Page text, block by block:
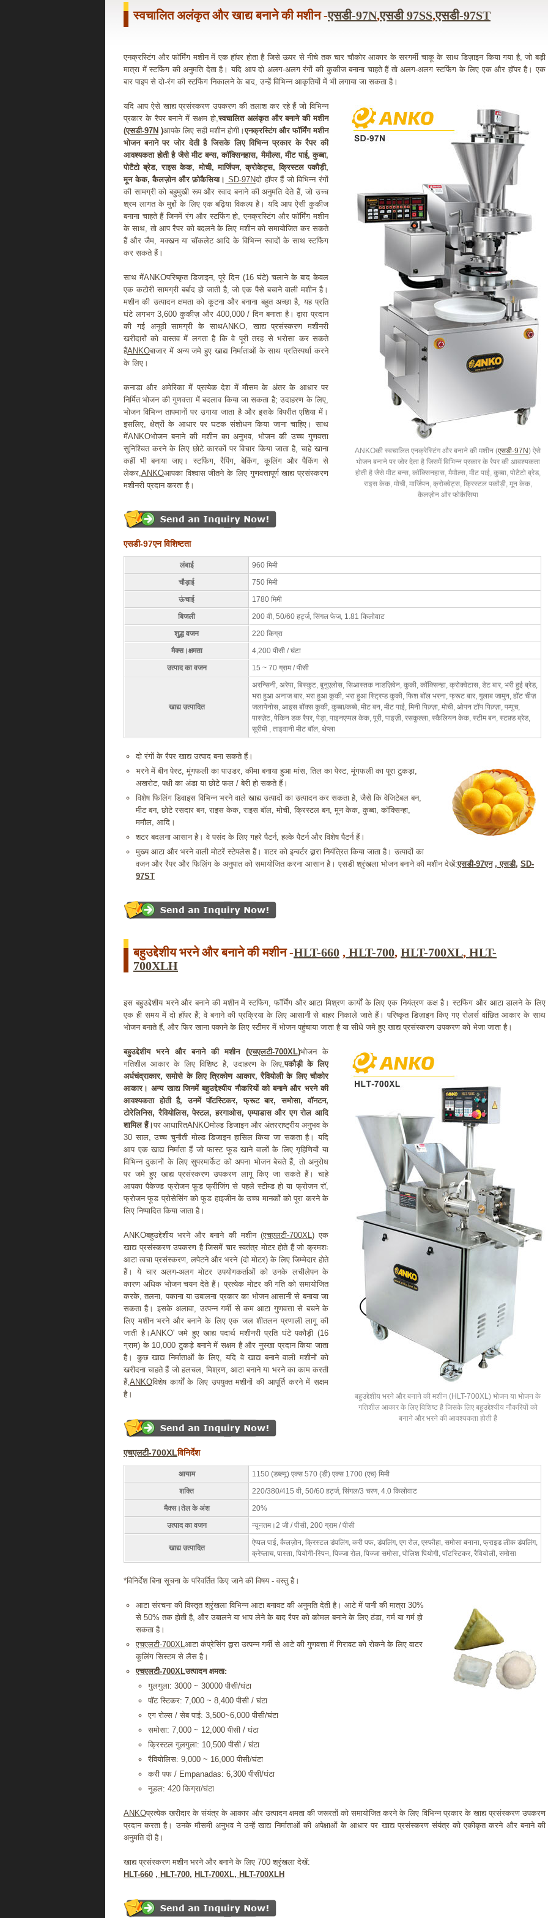
स्वचालित अलंकृत और खाद्य बनाने की मशीन -एसडी-97N,एसडी 97SS,एसडी-97ST
एनक्रस्टिंग और फॉर्मिंग मशीन में एक हॉपर होता है जिसे ऊपर से नीचे तक चार चौकोर आकार के सरगर्मी चाकू के साथ डिज़ाइन किया गया है, जो बड़ी
मात्रा में स्टफिंग की अनुमति देता है। यदि आप दो अलग-अलग रंगों की कुकीज बनाना चाहते हैं तो अलग-अलग स्टफिंग के लिए एक और हॉपर है। एक
बार पाइप से दो-रंग की स्टफिंग निकालने के बाद, उन्हें विभिन्न आकृतियों में भी लगाया जा सकता है।
ANKOकी स्वचालित एनक्रेस्टिंग और बनाने की मशीन (एसडी-97N) ऐसे
भोजन बनाने पर जोर देता है जिसमें विभिन्न प्रकार के रैपर की आवश्यकता
होती है जैसे मीट बन्स, कॉक्सिनहास, मैमौल्स, मीट पाई, कुब्बा, पोटैटो ब्रेड,
राइस केक, मोची, मार्जिपन, क्रोक्वेट्स, क्रिस्टल पकौड़ी, मून केक,
कैलज़ोन और फ़ोकैसिया
यदि आप ऐसे खाद्य प्रसंस्करण उपकरण की तलाश कर रहे हैं जो विभिन्न
प्रकार के रैपर बनाने में सक्षम हो,स्वचालित अलंकृत और बनाने की मशीन
(एसडी-97N )आपके लिए सही मशीन होगी।एनक्रस्टिंग और फॉर्मिंग मशीन
भोजन बनाने पर जोर देती है जिसके लिए विभिन्न प्रकार के रैपर की
आवश्यकता होती है जैसे मीट बन्स, कॉक्सिनहास, मैमौल्स, मीट पाई, कुब्बा,
पोटैटो ब्रेड, राइस केक, मोची, मार्जिपन, क्रोकेट्स, क्रिस्टल पकौड़ी,
मून केक, कैलज़ोन और फ़ोकैसिया। SD-97Nदो हॉपर हैं जो विभिन्न रंगों
की सामग्री को बहुमुखी रूप और स्वाद बनाने की अनुमति देते हैं, जो उच्च
श्रम लागत के मुद्दों के लिए एक बढ़िया विकल्प है। यदि आप ऐसी कुकीज
बनाना चाहते हैं जिनमें रंग और स्टफिंग हो, एनक्रस्टिंग और फॉर्मिंग मशीन
के साथ, तो आप रैपर को बदलने के लिए मशीन को समायोजित कर सकते
हैं और जैम, मक्खन या चॉकलेट आदि के विभिन्न स्वादों के साथ स्टफिंग
कर सकते हैं।
साथ मेंANKOपरिष्कृत डिजाइन, पूरे दिन (16 घंटे) चलाने के बाद केवल
एक कटोरी सामग्री बर्बाद हो जाती है, जो एक पैसे बचाने वाली मशीन है।
मशीन की उत्पादन क्षमता को कूटना और बनाना बहुत अच्छा है, यह प्रति
घंटे लगभग 3,600 कुकीज़ और 400,000 / दिन बनाता है। द्वारा प्रदान
की गई अनूठी सामग्री के साथANKO, खाद्य प्रसंस्करण मशीनरी
खरीदारों को वास्तव में लगता है कि वे पूरी तरह से भरोसा कर सकते
हैंANKOबाजार में अन्य जमे हुए खाद्य निर्माताओं के साथ प्रतिस्पर्धा करने
के लिए।
कनाडा और अमेरिका में प्रत्येक देश में मौसम के अंतर के आधार पर
निर्मित भोजन की गुणवत्ता में बदलाव किया जा सकता है; उदाहरण के लिए,
भोजन विभिन्न तापमानों पर उगाया जाता है और इसके विपरीत एशिया में।
इसलिए, क्षेत्रों के आधार पर घटक संशोधन किया जाना चाहिए। साथ
मेंANKOभोजन बनाने की मशीन का अनुभव, भोजन की उच्च गुणवत्ता
सुनिश्चित करने के लिए छोटे कारकों पर विचार किया जाता है, चाहे खाना
कहीं भी बनाया जाए। स्टफिंग, रैपिंग, बेकिंग, कूलिंग और पैकिंग से
लेकर,ANKOआपका विश्वास जीतने के लिए गुणवत्तापूर्ण खाद्य प्रसंस्करण
मशीनरी प्रदान करता है।
एसडी-97एन विशिष्टता
लंबाई
960 मिमी
चौड़ाई
750 मिमी
ऊंचाई
1780 मिमी
बिजली
200 वी, 50/60 हर्ट्ज, सिंगल फेज, 1.81 किलोवाट
शुद्ध वजन
220 किग्रा
मैक्स।क्षमता
4,200 पीसी / घंटा
उत्पाद का वजन
15 ~ 70 ग्राम / पीसी
खाद्य उत्पादित
अरन्सिनी, अरेपा, बिस्कुट, बुनुएलोस, सिआस्तक नाडज़िवेन, कुकी, कॉक्सिन्हा, क्रोक्वेटास, डेट बार, भरी हुई ब्रेड,
भरा हुआ अनाज बार, भरा हुआ कुकी, भरा हुआ स्ट्रिप्ड कुकी, फिश बॉल भरना, फ्रूट बार, गुलाब जामुन, हॉट चीज़
जलापेनोस, आइस बॉक्स कुकी, कुब्बा/कब्बे, मीट बन, मीट पाई, मिनी पिज़्ज़ा, मोची, ओपन टॉप पिज़्ज़ा, पम्पुच,
पास्ज़ेट, पेकिन डक रैपर, पेड़ा, पाइनएप्पल केक, पूरी, पाइज़ी, रसकुल्ला, स्कैलियन केक, स्टीम बन, स्टफ़्ड ब्रेड,
सूरीमी , ताइवानी मीट बॉल, थेप्ला
दो रंगों के रैपर खाद्य उत्पाद बना सकते हैं।
भरने में बीन पेस्ट, मूंगफली का पाउडर, कीमा बनाया हुआ मांस, तिल का पेस्ट, मूंगफली का पूरा टुकड़ा,
अखरोट, पक्षी का अंडा या छोटे फल / बेरी हो सकते हैं।
विशेष फिलिंग डिवाइस विभिन्न भरने वाले खाद्य उत्पादों का उत्पादन कर सकता है, जैसे कि वेजिटेबल बन,
मीट बन, छोटे रसदार बन, राइस केक, राइस बॉल, मोची, क्रिस्टल बन, मून केक, कुब्बा, कॉक्सिन्हा,
ममौल, आदि।
शटर बदलना आसान है। वे पसंद के लिए गहरे पैटर्न, हल्के पैटर्न और विशेष पैटर्न हैं।
मुख्य आटा और भरने वाली मोटरें स्टेपलेस हैं। शटर को इन्वर्टर द्वारा नियंत्रित किया जाता है। उत्पादों का
वजन और रैपर और फिलिंग के अनुपात को समायोजित करना आसान है। एसडी श्रृंखला भोजन बनाने की मशीन देखें:एसडी-97एन, एसडी, SD-
97ST
बहुउद्देशीय भरने और बनाने की मशीन -HLT-660 , HLT-700, HLT-700XL, HLT-
700XLH
इस बहुउद्देशीय भरने और बनाने की मशीन में स्टफिंग, फॉर्मिंग और आटा मिश्रण कार्यों के लिए एक नियंत्रण कक्ष है। स्टफिंग और आटा डालने के लिए
एक ही समय में दो हॉपर हैं; वे बनाने की प्रक्रिया के लिए आसानी से बाहर निकाले जाते हैं। परिष्कृत डिज़ाइन किए गए रोलर्स वांछित आकार के साथ
भोजन बनाते हैं, और फिर खाना पकाने के लिए स्टीमर में भोजन पहुंचाया जाता है या सीधे जमे हुए खाद्य प्रसंस्करण उपकरण को भेजा जाता है।
बहुउद्देशीय भरने और बनाने की मशीन (HLT-700XL) भोजन या भोजन के
गतिशील आकार के लिए विशिष्ट है जिसके लिए बहुउद्देश्यीय नौकरियों को
बनाने और भरने की आवश्यकता होती है
बहुउद्देशीय भरने और बनाने की मशीन (एचएलटी-700XL)भोजन के
गतिशील आकार के लिए विशिष्ट है, उदाहरण के लिए,पकौड़ी के लिए
अर्धचंद्राकार, समोसे के लिए त्रिकोण आकार, रैवियोली के लिए चौकोर
आकार। अन्य खाद्य जिनमें बहुउद्देश्यीय नौकरियों को बनाने और भरने की
आवश्यकता होती है, उनमें पॉटस्टिकर, फ्रूट बार, समोसा, वॉनटन,
टोरेलिनिस, रैवियोलिस, पेस्टल, हरगाओस, एम्पाडास और एग रोल आदि
शामिल हैं।पर आधारितANKOमोल्ड डिजाइन और अंतरराष्ट्रीय अनुभव के
30 साल, उच्च चुनौती मोल्ड डिजाइन हासिल किया जा सकता है। यदि
आप एक खाद्य निर्माता हैं जो फास्ट फूड खाने वालों के लिए गृहिणियों या
विभिन्न दुकानों के लिए सुपरमार्केट को अपना भोजन बेचते हैं, तो अनुरोध
पर जमे हुए खाद्य प्रसंस्करण उपकरण लागू किए जा सकते हैं। चाहे
आपका पैकेज्ड फ्रोजन फूड फ्रीजिंग से पहले स्टीम्ड हो या फ्रोजन रॉ,
फ्रोजन फूड प्रोसेसिंग को फूड हाइजीन के उच्च मानकों को पूरा करने के
लिए निष्पादित किया जाता है।
ANKOबहुउद्देशीय भरने और बनाने की मशीन (एचएलटी-700XL) एक
खाद्य प्रसंस्करण उपकरण है जिसमें चार स्वतंत्र मोटर होते हैं जो क्रमशः
आटा त्वचा प्रसंस्करण, लपेटने और भरने (दो मोटर) के लिए जिम्मेदार होते
हैं। ये चार अलग-अलग मोटर उपयोगकर्ताओं को उनके लचीलेपन के
कारण अधिक भोजन चयन देते हैं। प्रत्येक मोटर की गति को समायोजित
करके, तलना, पकाना या उबालना प्रकार का भोजन आसानी से बनाया जा
सकता है। इसके अलावा, उत्पन्न गर्मी से कम आटा गुणवत्ता से बचने के
लिए मशीन भरने और बनाने के लिए एक जल शीतलन प्रणाली लागू की
जाती है।ANKO' जमे हुए खाद्य पदार्थ मशीनरी प्रति घंटे पकौड़ी (16
ग्राम) के 10,000 टुकड़े बनाने में सक्षम है और नुस्खा प्रदान किया जाता
है। कुछ खाद्य निर्माताओं के लिए, यदि वे खाद्य बनाने वाली मशीनों को
खरीदना चाहते हैं जो हलचल, मिश्रण, आटा बनाने या भरने का काम करती
हैं,ANKOविशेष कार्यों के लिए उपयुक्त मशीनों की आपूर्ति करने में सक्षम
है।
एचएलटी-700XLविनिर्देश
आयाम
1150 (डब्ल्यू) एक्स 570 (डी) एक्स 1700 (एच) मिमी
शक्ति
220/380/415 वी, 50/60 हर्ट्ज, सिंगल/3 चरण, 4.0 किलोवाट
मैक्स।तेल के अंश
20%
उत्पाद का वजन
न्यूनतम।2 जी / पीसी, 200 ग्राम / पीसी
खाद्य उत्पादित
ऐप्पल पाई, कैलज़ोन, क्रिस्टल डंपलिंग, करी पफ, डंपलिंग, एग रोल, एस्फीहा, समोसा बनाना, फ्राइड लीक डंपलिंग,
क्रेप्लाच, पास्ता, पियोगी-स्पिन, पिज्जा रोल, पिज्जा समोसा, पोलिश पियोगी, पॉटस्टिकर, रैवियोली, समोसा
*विनिर्देश बिना सूचना के परिवर्तित किए जाने की विषय - वस्तु है।
आटा संरचना की विस्तृत श्रृंखला विभिन्न आटा बनावट की अनुमति देती है। आटे में पानी की मात्रा 30%
से 50% तक होती है, और उबालने या भाप लेने के बाद रैपर को कोमल बनाने के लिए ठंडा, गर्म या गर्म हो
सकता है।
एचएलटी-700XLआटा कंप्रेसिंग द्वारा उत्पन्न गर्मी से आटे की गुणवत्ता में गिरावट को रोकने के लिए वाटर
कूलिंग सिस्टम से लैस है।
एचएलटी-700XLउत्पादन क्षमता:
गुलगुला: 3000 ~ 30000 पीसी/घंटा
पॉट स्टिकर: 7,000 ~ 8,400 पीसी / घंटा
एग रोल्स / सेब पाई: 3,500~6,000 पीसी/घंटा
समोसा: 7,000 ~ 12,000 पीसी / घंटा
क्रिस्टल गुलगुला: 10,500 पीसी / घंटा
रैवियोलिस: 9,000 ~ 16,000 पीसी/घंटा
करी पफ / Empanadas: 6,300 पीसी/घंटा
नूडल: 420 किग्रा/घंटा
ANKOप्रत्येक खरीदार के संयंत्र के आकार और उत्पादन क्षमता की जरूरतों को समायोजित करने के लिए विभिन्न प्रकार के खाद्य प्रसंस्करण उपकरण
प्रदान करता है। उनके मौसमी अनुभव ने उन्हें खाद्य निर्माताओं की अपेक्षाओं के आधार पर खाद्य प्रसंस्करण संयंत्र को एकीकृत करने और बनाने की
अनुमति दी है।
खाद्य प्रसंस्करण मशीन भरने और बनाने के लिए 700 श्रृंखला देखें:
HLT-660 , HLT-700, HLT-700XL, HLT-700XLH